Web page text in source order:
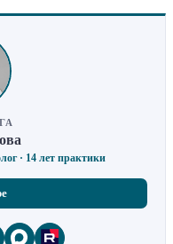
· 14 лет практики